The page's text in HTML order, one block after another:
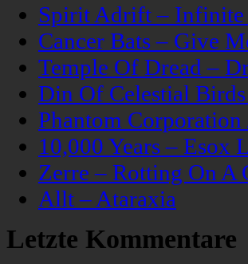
Spirit Adrift –
Cancer Bats – Give
Temple Of Dread –
Din Of Celestial
Phantom
10,000 Years – Esox
Zerre – Rotting On A
Allt – Ataraxia
Letzte Kommentare